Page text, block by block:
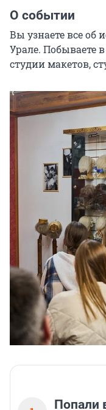
О событии
Вы узнаете все об
Урале. Побываете
студии макетов,
Попали